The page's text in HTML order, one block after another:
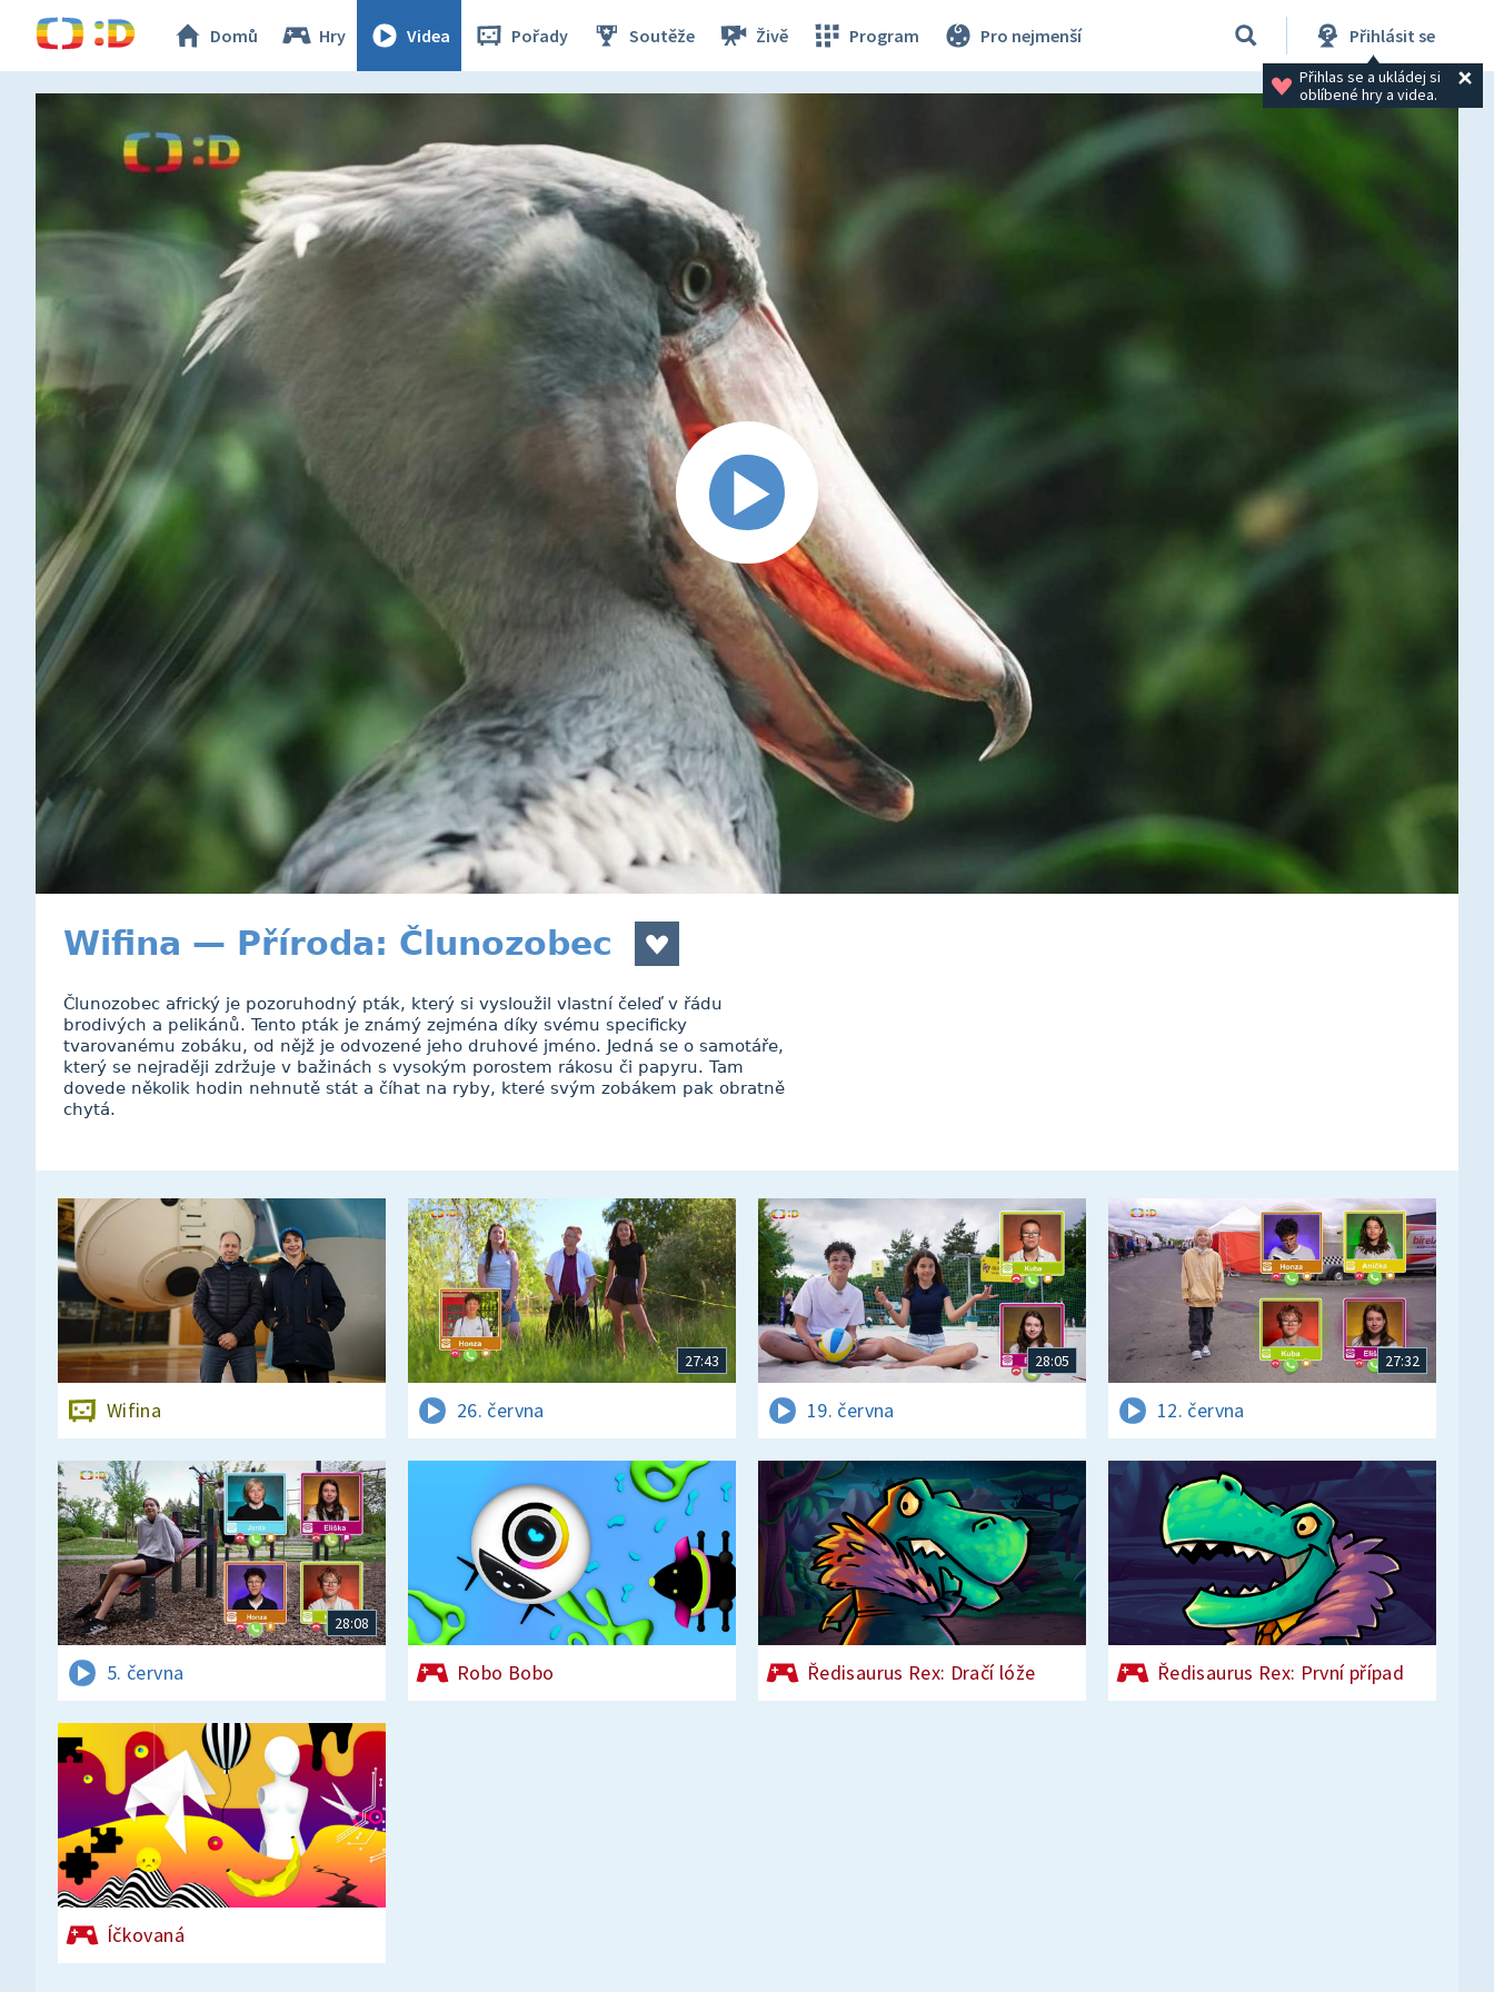
Domů Hry Videa Pořady Soutěže Živě Program Pro nejmenší Přihlásit se
Přihlas se a ukládej si
oblíbené hry a videa.
Wifina — Příroda: Člunozobec
Člunozobec africký je pozoruhodný pták, který si vysloužil vlastní čeleď v řádu
brodivých a pelikánů. Tento pták je známý zejména díky svému specificky
tvarovanému zobáku, od nějž je odvozené jeho druhové jméno. Jedná se o samotáře,
který se nejraději zdržuje v bažinách s vysokým porostem rákosu či papyru. Tam
dovede několik hodin nehnutě stát a číhat na ryby, které svým zobákem pak obratně
chytá.
Wifina
27:43
26. června
28:05
19. června
27:32
12. června
28:08
5. června Robo Bobo Ředisaurus Rex: Dračí lóže Ředisaurus Rex: První případ
Íčkovaná